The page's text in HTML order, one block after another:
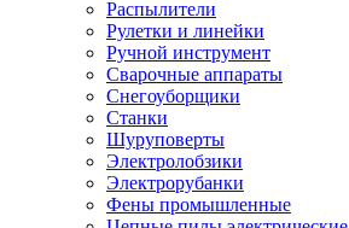
Распылители
Рулетки и линейки
Ручной инструмент
Сварочные аппараты
Снегоуборщики
Станки
Шуруповерты
Электролобзики
Электрорубанки
Фены промышленные